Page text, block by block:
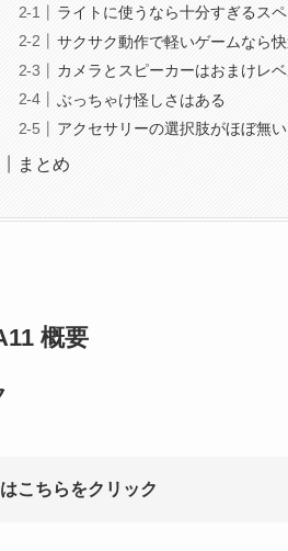
ライトに使うなら十分すぎるス
サクサク動作で軽いゲームなら
カメラとスピーカーはおまけレ
ぶっちゃけ怪しさはある
アクセサリーの選択肢がほぼ無い
まとめ
概要
こちらをクリック